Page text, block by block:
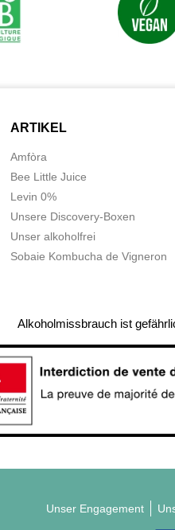
ARTIKEL
Amfòra
Bee Little Juice
Levin 0%
Unsere Discovery-Boxen
Unser alkoholfrei
Sobaie Kombucha de Vigneron
Alkoholmissbrauch ist
Unser Engagement